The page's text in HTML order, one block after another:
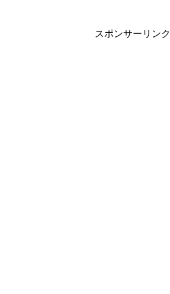
スポンサーリンク